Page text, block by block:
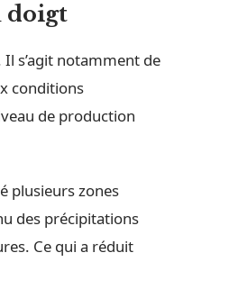
doigt
s’agit notamment de
conditions
de production
plusieurs zones
des précipitations
Ce qui a réduit